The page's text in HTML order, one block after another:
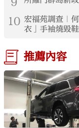
10 宏福苑調查｜
衣」手袖燒毀
推薦內容